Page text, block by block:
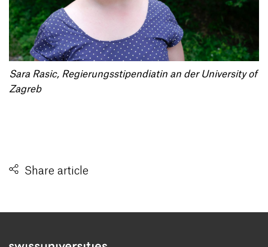
Sara Rasic, Regierungsstipendiatin an der University of
Zagreb
Share article